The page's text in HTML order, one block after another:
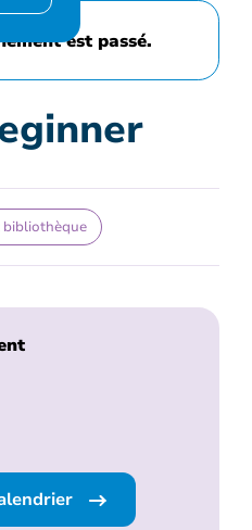
est passé.
bibliothèque